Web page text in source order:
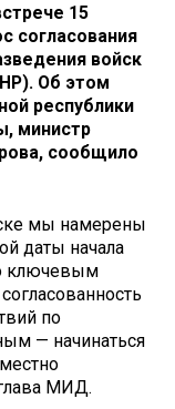
15
согласования
войск
Об этом
республики
министр
сообщило
мы намерены
даты начала
ключевым
по
— начинаться
МИД.